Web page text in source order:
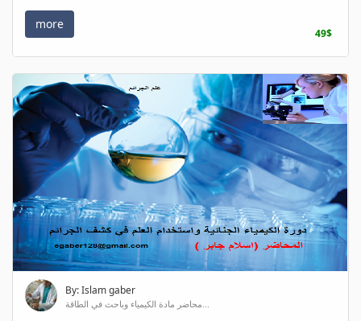
more
49$
By: Islam gaber
محاضر مادة الكيمياء وباحث في الطاقة...